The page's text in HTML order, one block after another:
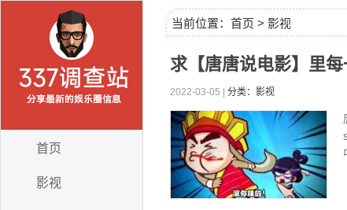
首页
影视
当前位置： 首页 > 影视
求【唐唐说电影】里
2022-03-05 | 分类：影视